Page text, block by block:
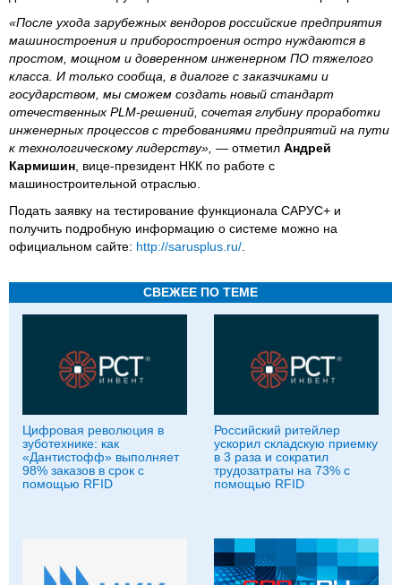
«После ухода зарубежных вендоров российские предприятия
машиностроения и приборостроения остро нуждаются в
простом, мощном и доверенном инженерном ПО тяжелого
класса. И только сообща, в диалоге с заказчиками и
государством, мы сможем создать новый стандарт
отечественных PLM-решений, сочетая глубину проработки
инженерных процессов с требованиями предприятий на пути
к технологическому лидерству», — отметил Андрей
Кармишин , вице-президент НКК по работе с
машиностроительной отраслью.
Подать заявку на тестирование функционала САРУС+ и
получить подробную информацию о системе можно на
официальном сайте: http://sarusplus.ru/
СВЕЖЕЕ ПО ТЕМЕ
Цифровая революция в
зуботехнике: как
«Дантистофф» выполняет
98% заказов в срок с
помощью RFID
Российский ритейлер
ускорил складскую приемку
в 3 раза и сократил
трудозатраты на 73% с
помощью RFID